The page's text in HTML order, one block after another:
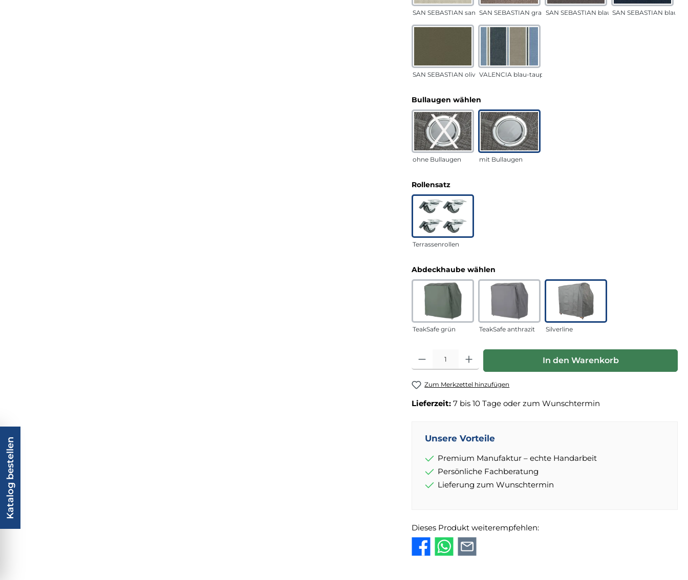
SAN SEBASTIAN sandSAN SEBASTIAN grau-sandSAN SEBASTIAN blau-sandSAN SEBASTIAN blau
SAN SEBASTIAN oliv VALENCIA blau-taupe
Bullaugen wählen
ohne Bullaugen mit Bullaugen
Rollensatzauswählen
Terrassenrollen
Abdeckhaube wählen
TeakSafe grün TeakSafe anthrazit Silverline
Produkt Anzahl: Gib den gewünschten Wert ein oder benutze die
In den Warenkorb
Zum Merkzettel hinzufügen
Lieferzeit: 7 bis 10 Tage oder zum Wunschtermin
Unsere Vorteile
Premium Manufaktur – echte Handarbeit
Persönliche Fachberatung
Lieferung zum Wunschtermin
Dieses Produkt weiterempfehlen:
Katalog bestellen